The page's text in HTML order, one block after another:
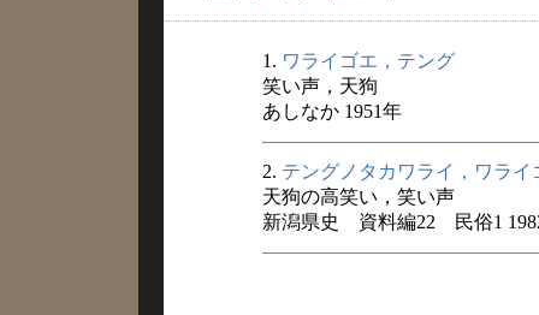
1. ワライゴエ，テング
笑い声，天狗
あしなか 1951年
2. テングノタカワライ，ワライ
天狗の高笑い，笑い声
新潟県史 資料編22 民俗1